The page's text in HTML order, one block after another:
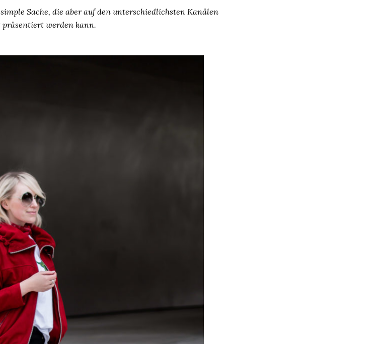
Sache, die aber auf den unterschiedlichsten Kanälen
präsentiert werden kann.